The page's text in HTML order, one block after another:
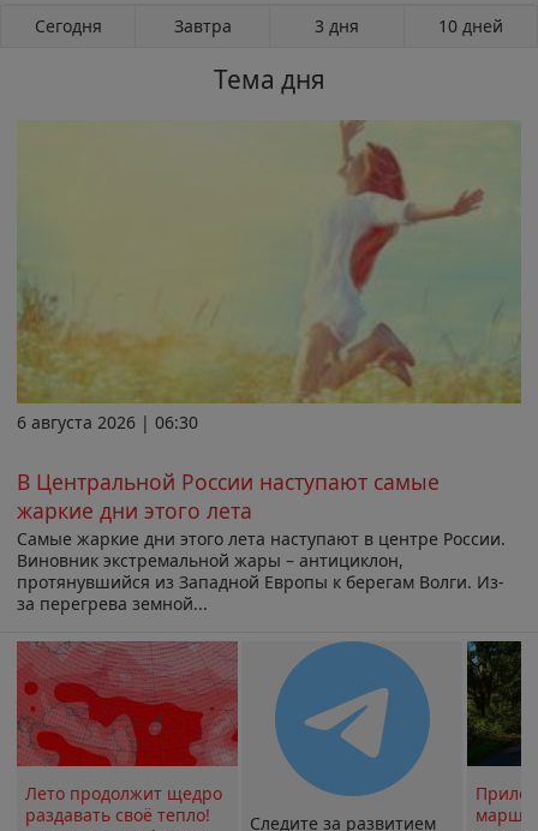
Сегодня Завтра 3 дня 10 дней
Тема дня
6 августа 2026 | 06:30
В Центральной России наступают самые
жаркие дни этого лета
Самые жаркие дни этого лета наступают в центре России.
Виновник экстремальной жары – антициклон,
протянувшийся из Западной Европы к берегам Волги. Из-
за перегрева земной...
Лето продолжит щедро
раздавать своё тепло!
Следите за развитием